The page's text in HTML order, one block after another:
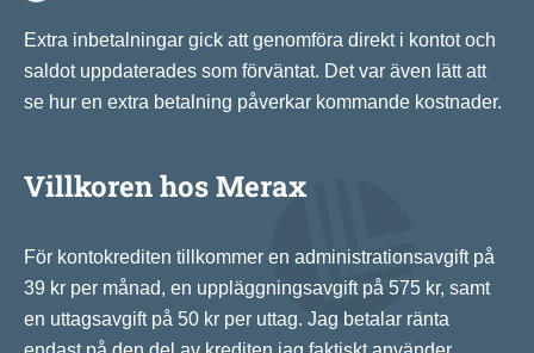
Extra inbetalningar gick att genomföra direkt i kontot och
saldot uppdaterades som förväntat. Det var även lätt att
se hur en extra betalning påverkar kommande kostnader.
Villkoren hos Merax
För kontokrediten tillkommer en administrationsavgift på
39 kr per månad, en uppläggningsavgift på 575 kr, samt
en uttagsavgift på 50 kr per uttag. Jag betalar ränta